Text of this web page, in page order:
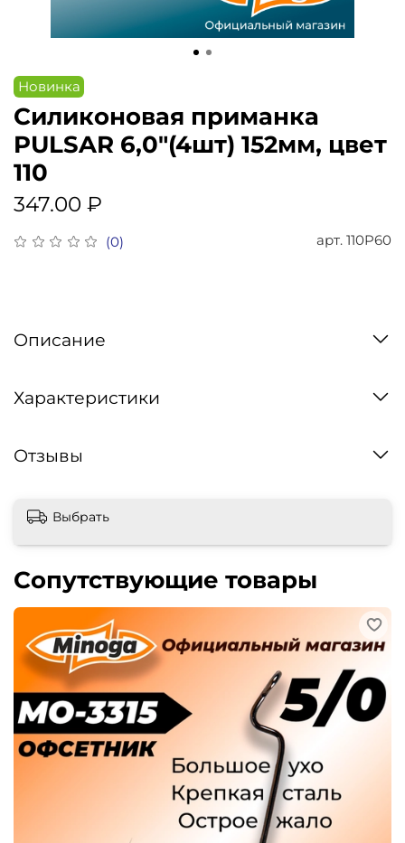
Новинка
(0) арт. 110P60
Силиконовая приманка
PULSAR 6,0"(4шт) 152мм, цвет
110
347.00 ₽
Описание
Характеристики
Отзывы
Выбрать
Сопутствующие товары